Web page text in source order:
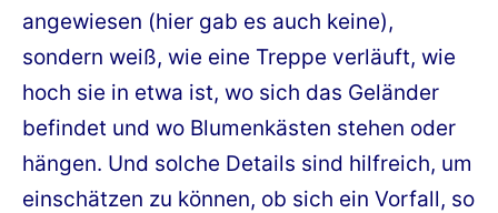
angewiesen (hier gab es auch keine),
sondern weiß, wie eine Treppe verläuft, wie
hoch sie in etwa ist, wo sich das Geländer
befindet und wo Blumenkästen stehen oder
hängen. Und solche Details sind hilfreich, um
einschätzen zu können, ob sich ein Vorfall, so